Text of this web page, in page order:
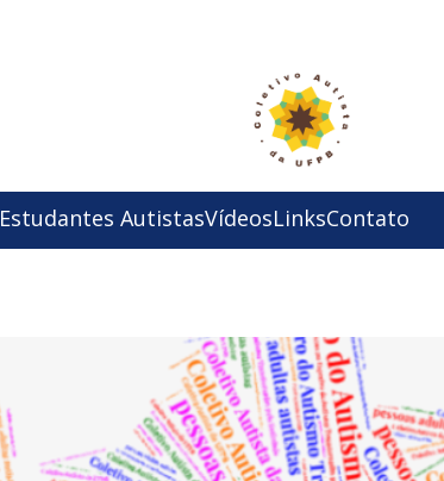
Estudantes AutistasVídeosLinksContato